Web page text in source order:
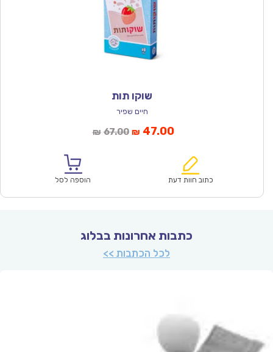
שוקו תות
חיים שפיר
₪ 67.00המחיר
₪67.00.
₪ 47.00המחיר
הוא:
כתוב חוות דעת הוספה לסל
כתבות אחרונות בבלוג
לכל הכתבות >>